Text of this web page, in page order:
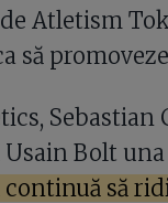
Atletism
să
Sebastian
Bolt
să